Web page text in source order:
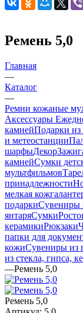
Ремень 5,0
Главная
—
Каталог
—
Ремни кожаные
Аксессуары
камнейПодарки из
и метеостанции
шарфыДекор
камнейСумки
мультфильмов
принадлежности
мелкая
подаркиСувениры
янтаряСумки
керамикиРюкзаки
папки для
кожиСувениры из
из стекла, гипса,
—Ремень 5,0
Ремень 5,0